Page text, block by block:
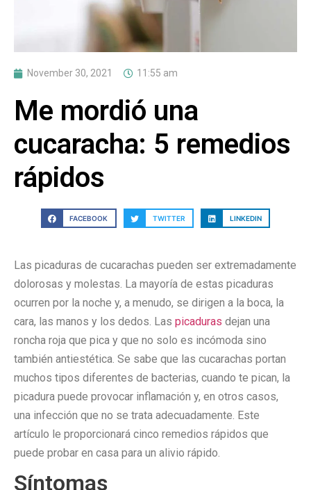
November 30, 2021 11:55 am
Me mordió una
cucaracha: 5 remedios
rápidos
FACEBOOK TWITTER LINKEDIN
Las picaduras de cucarachas pueden ser extremadamente
dolorosas y molestas. La mayoría de estas picaduras
ocurren por la noche y, a menudo, se dirigen a la boca, la
cara, las manos y los dedos. Las picaduras dejan una
roncha roja que pica y que no solo es incómoda sino
también antiestética. Se sabe que las cucarachas portan
muchos tipos diferentes de bacterias, cuando te pican, la
picadura puede provocar inflamación y, en otros casos,
una infección que no se trata adecuadamente. Este
artículo le proporcionará cinco remedios rápidos que
puede probar en casa para un alivio rápido.
Síntomas